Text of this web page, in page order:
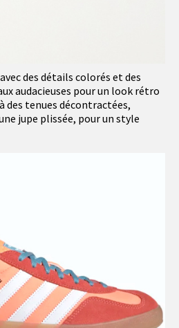
des détails colorés et des
audacieuses pour un look rétro
des tenues décontractées,
jupe plissée, pour un style